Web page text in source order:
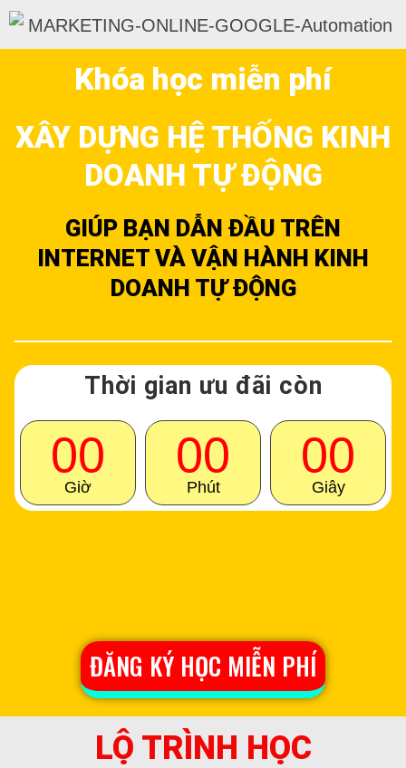
Khóa học miễn phí
XÂY DỰNG HỆ THỐNG KINH
DOANH TỰ ĐỘNG
GIÚP BẠN DẪN ĐẦU TRÊN
INTERNET VÀ VẬN HÀNH KINH
DOANH TỰ ĐỘNG
Thời gian ưu đãi còn
00
Giờ
00
Phút
00
Giây
ĐĂNG KÝ HỌC MIỄN PHÍ
LỘ TRÌNH HỌC